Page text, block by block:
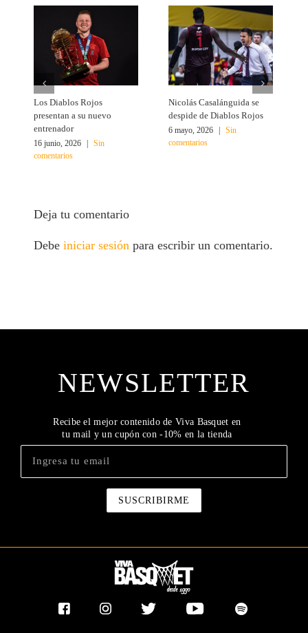
Los Diablos Rojos
presentan a su nuevo
entrenador
16 junio, 2026
Sin
comentarios
Nicolás Casalánguida se
despide de Diablos Rojos
6 mayo, 2026
Sin
comentarios
Deja tu comentario
Debeiniciar sesiónpara escribir un comentario.
NEWSLETTER
Recibe el mejor contenido de Viva Basquet en
tu mail y un cupón con -10% en la tienda